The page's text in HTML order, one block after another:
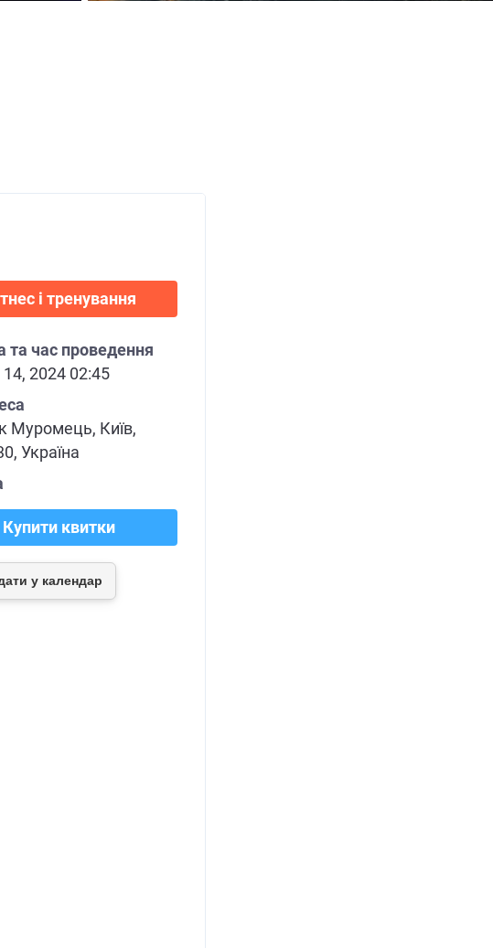
і тренування
та час проведення
14, 2024 02:45
Муромець, Київ,
Україна
Купити квитки